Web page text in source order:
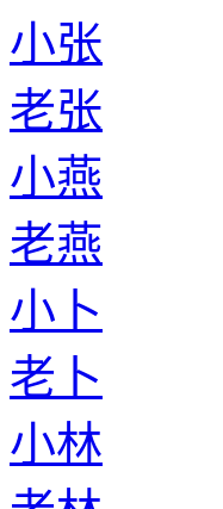
小张
老张
小燕
老燕
小卜
老卜
小林